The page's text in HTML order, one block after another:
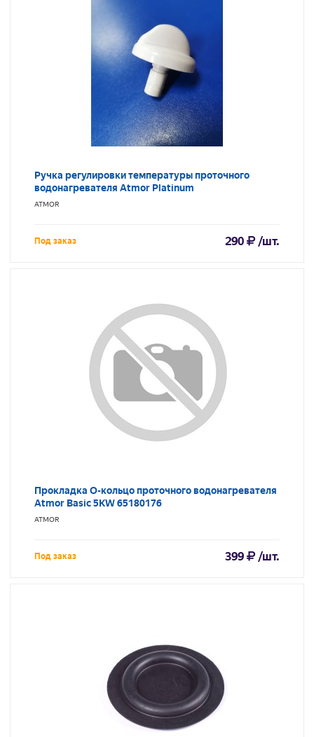
Ручка регулировки температуры проточного
водонагревателя Atmor Platinum
ATMOR
Под заказ 290 /шт.
Прокладка O-кольцо проточного водонагревателя
Atmor Basic 5KW 65180176
ATMOR
Под заказ 399 /шт.